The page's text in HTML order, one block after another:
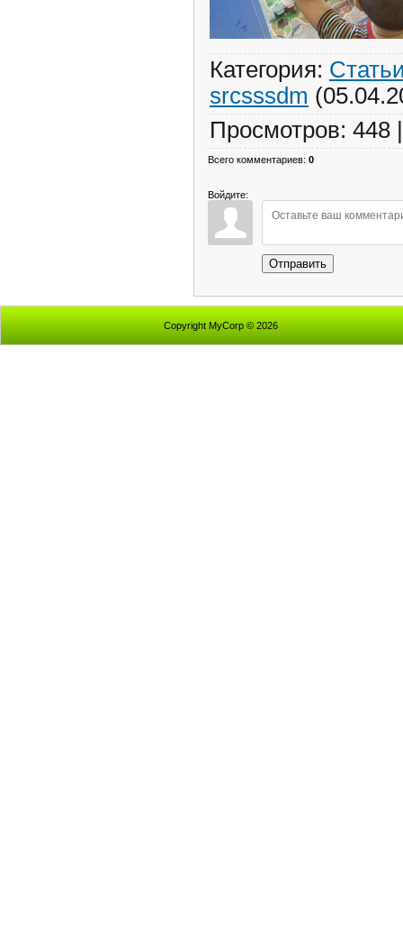
Категория:
srcsssdm
Просмотров: 448
Всего комментариев: 0
Войдите:
Отправить
Copyright MyCorp © 2026